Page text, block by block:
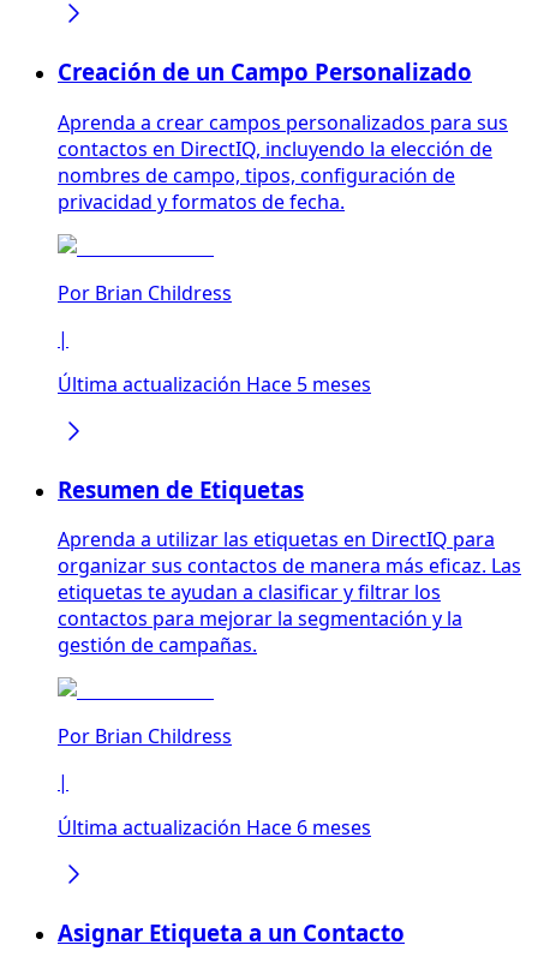
Creación de un Campo Personalizado
Aprenda a crear campos personalizados para sus
contactos en DirectIQ, incluyendo la elección de
nombres de campo, tipos, configuración de
privacidad y formatos de fecha.
Por Brian Childress
|
Última actualización Hace 5 meses
Resumen de Etiquetas
Aprenda a utilizar las etiquetas en DirectIQ para
organizar sus contactos de manera más eficaz. Las
etiquetas te ayudan a clasificar y filtrar los
contactos para mejorar la segmentación y la
gestión de campañas.
Por Brian Childress
|
Última actualización Hace 6 meses
Asignar Etiqueta a un Contacto